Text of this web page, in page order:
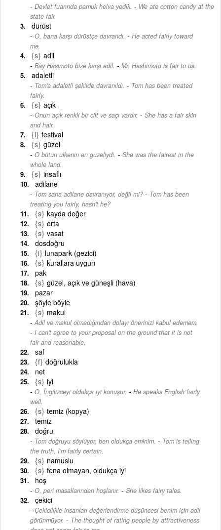
Devlet fuarında pamuk helva yedik. - We ate cotton candy at the
state fair.
dürüst
O, bana karşı dürüstçe davrandı. - He acted fairly toward
me.
{s} adil
Bay Hasimoto bize karşı adil. - Mr. Hashimoto is fair to us.
adaletli
Tom'a adaletli şekilde davranıldı. - Tom has been treated
fairly.
{s} açık
Onun açık renkli bir cilt ve saçı vardır. - She has a fair skin
and hair.
{i} festival
{s} güzel
O bütün ülkenin en güzeliydi. - She was the fairest in the
whole land.
{s} insaflı
adilane
Tom sana adilane davranıyor, değil mi? - Tom has been
treating you fairly, hasn't he?
{s} kayda değer
{s} orta
{s} vasat
dosdoğru
{i} lunapark (gezici)
{s} kurallara uygun
pak
{s} güzel, açık ve güneşli (hava)
pazar
şöyle böyle
{s} makul
Adil ve makul olmadığından dolayı önerinizi kabul edemem.
- I can't agree to your proposal on the ground that it is not
fair and reasonable.
saf
{f} doğrulukla
net
{s} iyi
O, İngilizceyi oldukça iyi konuşur. - He speaks English fairly
well.
{s} temiz (kopya)
temiz
doğru
Tom doğruyu söylüyor, ben oldukça eminim. - Tom is telling
the truth, I'm fairly certain.
{s} namuslu
{s} fena olmayan, oldukça iyi
hoş
O, peri masallarından hoşlanır. - She likes fairy tales.
çekici
Çekicilikle insanları değerlendirme düşüncesi benim için adil
görünmüyor. - The thought of rating people by attractiveness